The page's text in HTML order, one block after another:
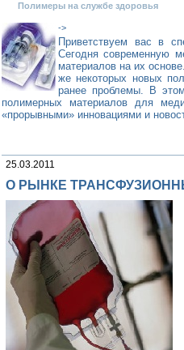
Полимеры на службе здоровья
->
Приветствуем вас в
Сегодня современную
материалов на их
же некоторых новых
ранее проблемы. В
полимерных материалов для
«прорывными» инновациями и
25.03.2011
О РЫНКЕ